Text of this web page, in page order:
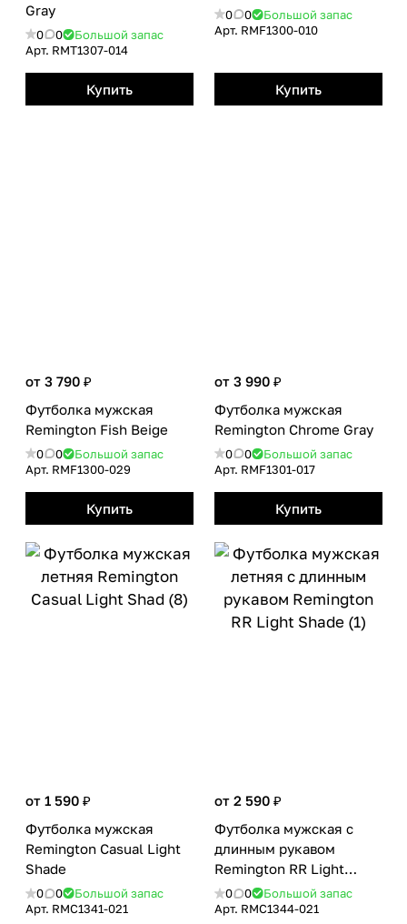
Gray
0 0
Большой запас
Арт. RMТ1307-014
Купить
0 0
Большой запас
Арт. RMF1300-010
Купить
от 3 790 ₽
Футболка мужская
Remington Fish Beige
0 0
Большой запас
Арт. RMF1300-029
Купить
от 3 990 ₽
Футболка мужская
Remington Сhrome Gray
0 0
Большой запас
Арт. RMF1301-017
Купить
от 1 590 ₽
Футболка мужская
Remington Casual Light
Shade
0 0
Большой запас
Арт. RMС1341-021
от 2 590 ₽
Футболка мужская с
длинным рукавом
Remington RR Light
Shade
0 0
Большой запас
Арт. RMС1344-021